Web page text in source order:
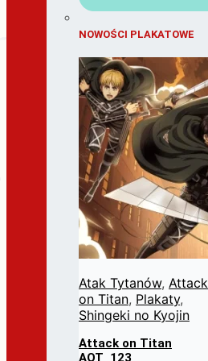
NOWOŚCI PLAKATOWE
Atak Tytanów, Attack
on Titan, Plakaty,
Shingeki no Kyojin
Attack on Titan
AOT_123